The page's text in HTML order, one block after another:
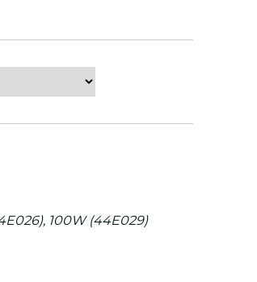
100W (44E029)